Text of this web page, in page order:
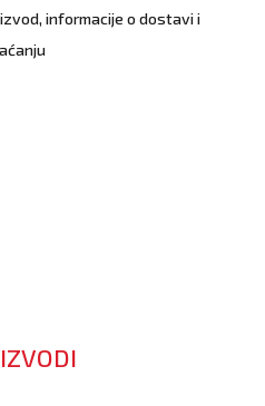
informacije o dostavi i